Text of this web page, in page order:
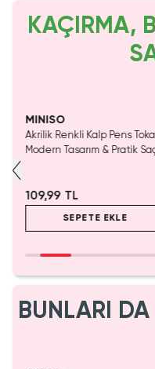
KAÇIRMA,
MINISO
Akrilik Renkli Kalp Pens
Modern Tasarım & Pratik
109,99 TL
SEPETE EKLE
BUNLARI DA